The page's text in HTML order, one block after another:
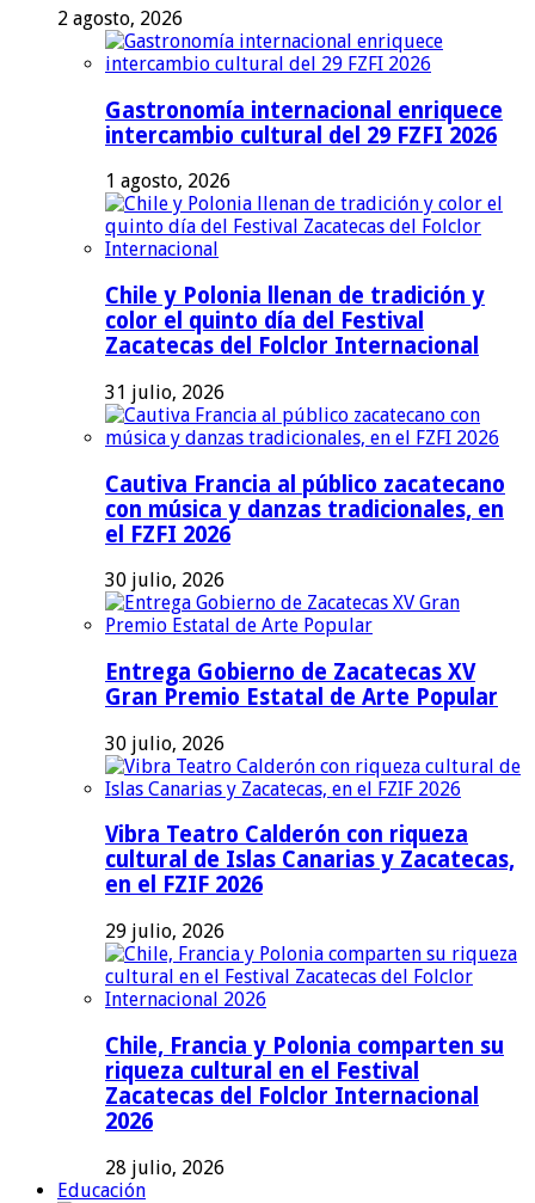
2 agosto, 2026
Gastronomía internacional enriquece
intercambio cultural del 29 FZFI 2026
1 agosto, 2026
Chile y Polonia llenan de tradición y
color el quinto día del Festival
Zacatecas del Folclor Internacional
31 julio, 2026
Cautiva Francia al público zacatecano
con música y danzas tradicionales, en
el FZFI 2026
30 julio, 2026
Entrega Gobierno de Zacatecas XV
Gran Premio Estatal de Arte Popular
30 julio, 2026
Vibra Teatro Calderón con riqueza
cultural de Islas Canarias y Zacatecas,
en el FZIF 2026
29 julio, 2026
Chile, Francia y Polonia comparten su
riqueza cultural en el Festival
Zacatecas del Folclor Internacional
2026
28 julio, 2026
Educación